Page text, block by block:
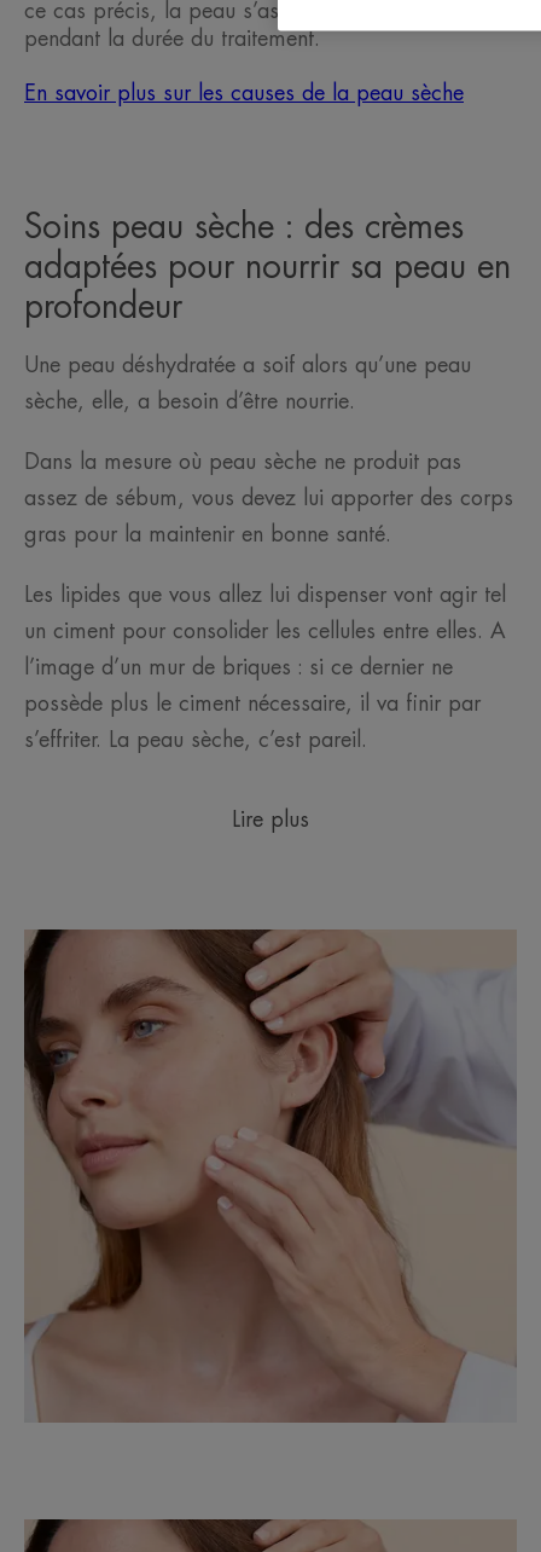
ce cas précis, la peau s’assèche uniquement
pendant la durée du traitement.
En savoir plus sur les causes de la peau sèche
Soins peau sèche : des crèmes
adaptées pour nourrir sa peau en
profondeur
Une peau déshydratée a soif alors qu’une peau
sèche, elle, a besoin d’être nourrie.
Dans la mesure où peau sèche ne produit pas
assez de sébum, vous devez lui apporter des corps
gras pour la maintenir en bonne santé.
Les lipides que vous allez lui dispenser vont agir tel
un ciment pour consolider les cellules entre elles. A
l’image d’un mur de briques : si ce dernier ne
possède plus le ciment nécessaire, il va finir par
s’effriter. La peau sèche, c’est pareil.
Lire plus